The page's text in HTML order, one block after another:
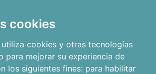
cookies
cookies y otras tecnologías
para mejorar su experiencia de
los siguientes fines: para habilitar